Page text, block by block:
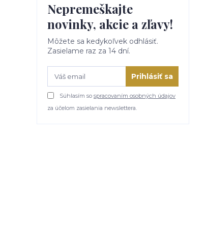
Nepremeškajte
novinky, akcie a zľavy!
Môžete sa kedykoľvek odhlásiť.
Zasielame raz za 14 dní.
Prihlásiť sa
Súhlasím so spracovaním osobných údajov
za účelom zasielania newslettera.